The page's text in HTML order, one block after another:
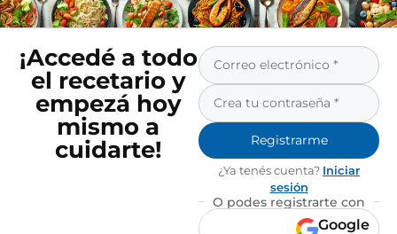
¡Accedé a todo
el recetario y
empezá hoy
mismo a
cuidarte!
Registrarme
¿Ya tenés cuenta? Iniciar
sesión
O podes registrarte con
Google